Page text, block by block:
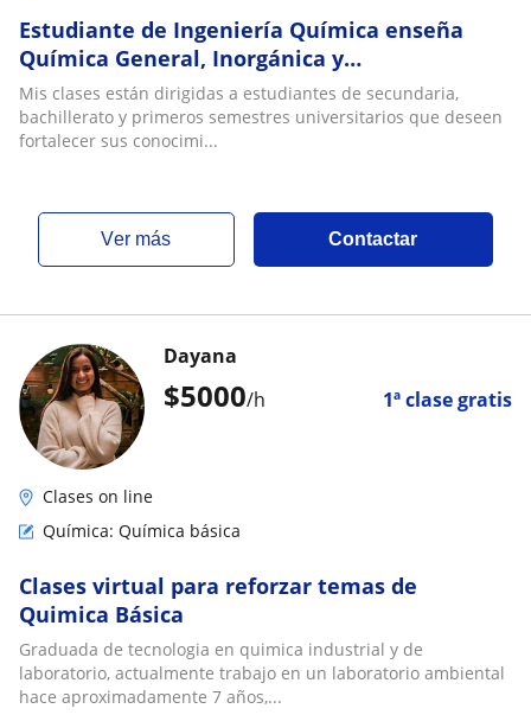
Estudiante de Ingeniería Química enseña
Química General, Inorgánica y
Estequiometría con metodología clara y
personalizada
Mis clases están dirigidas a estudiantes de secundaria,
bachillerato y primeros semestres universitarios que deseen
fortalecer sus conocimi...
ver más Contactar
$5000/h 1ª clase gratis
Dayana
Clases on line
Química: Química básica
Clases virtual para reforzar temas de
Quimica Básica
Graduada de tecnologia en quimica industrial y de
laboratorio, actualmente trabajo en un laboratorio ambiental
hace aproximadamente 7 años,...